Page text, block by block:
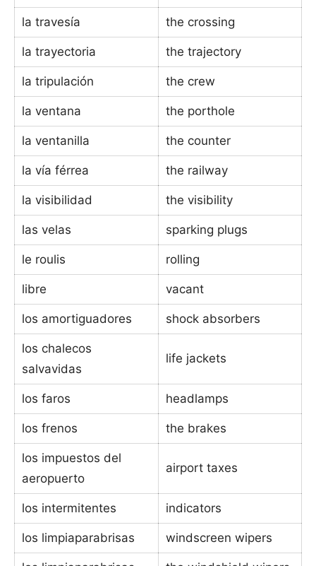
la travesía the crossing
la trayectoria the trajectory
la tripulación the crew
la ventana the porthole
la ventanilla the counter
la vía férrea the railway
la visibilidad the visibility
las velas sparking plugs
le roulis rolling
libre vacant
los amortiguadores shock absorbers
los chalecos
salvavidas
life jackets
los faros headlamps
los frenos the brakes
los impuestos del
aeropuerto
airport taxes
los intermitentes indicators
los limpiaparabrisas windscreen wipers